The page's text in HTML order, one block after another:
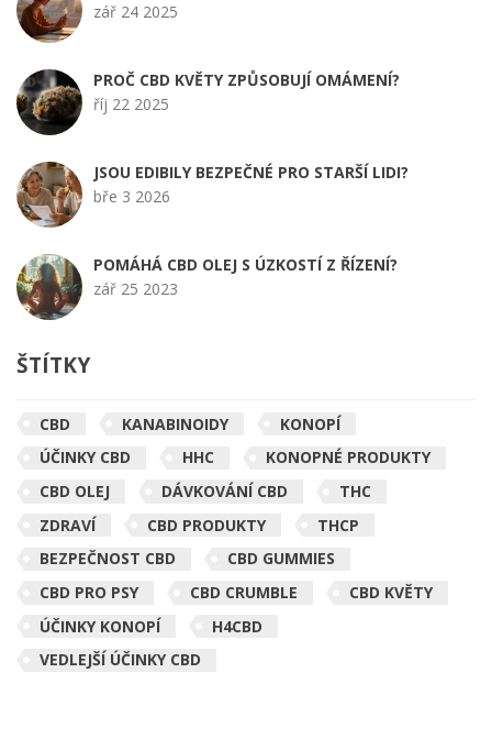
zář 24 2025
PROČ CBD KVĚTY ZPŮSOBUJÍ OMÁMENÍ?
říj 22 2025
JSOU EDIBILY BEZPEČNÉ PRO STARŠÍ LIDI?
bře 3 2026
POMÁHÁ CBD OLEJ S ÚZKOSTÍ Z ŘÍZENÍ?
zář 25 2023
ŠTÍTKY
CBD KANABINOIDY
KONOPÍ
ÚČINKY CBD
HHC
KONOPNÉ PRODUKTY
CBD OLEJ
DÁVKOVÁNÍ CBD
THC
ZDRAVÍ
CBD PRODUKTY
THCP
BEZPEČNOST CBD
CBD GUMMIES
CBD PRO PSY
CBD CRUMBLE
CBD KVĚTY
ÚČINKY KONOPÍ
H4CBD
VEDLEJŠÍ ÚČINKY CBD